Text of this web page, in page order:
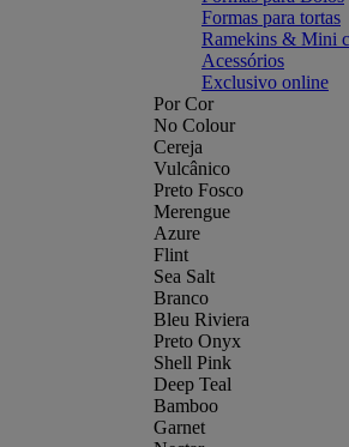
Formas para tortas
Ramekins & Mini
Acessórios
Exclusivo online
Por Cor
No Colour
Cereja
Vulcânico
Preto Fosco
Merengue
Azure
Flint
Sea Salt
Branco
Bleu Riviera
Preto Onyx
Shell Pink
Deep Teal
Bamboo
Garnet